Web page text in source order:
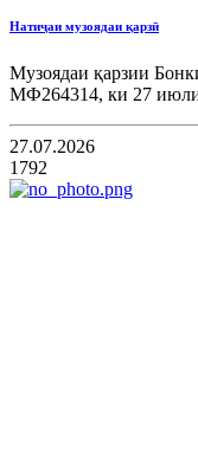
Натиҷаи музоядаи қарзӣ
Музоядаи қарзии
МФ264314, ки 27 июли
27.07.2026
1792